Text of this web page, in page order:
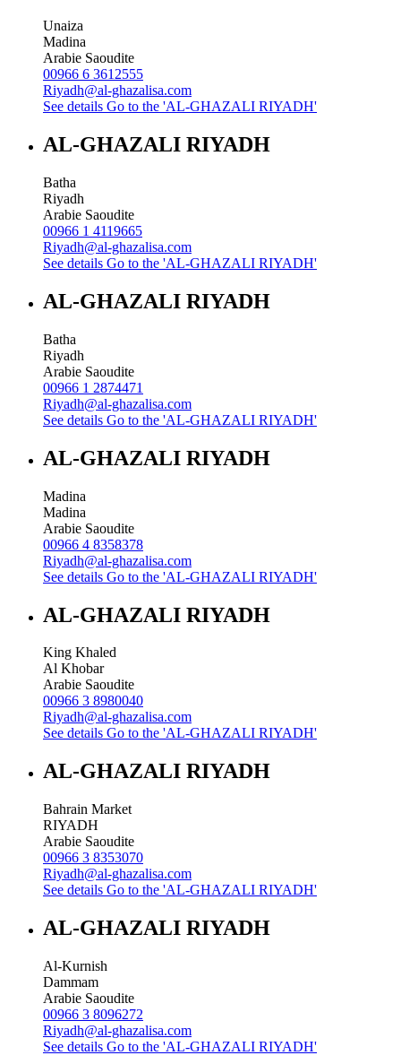
Unaiza
Madina
Arabie Saoudite
00966 6 3612555
Riyadh@al-ghazalisa.com
See details Go to the 'AL-GHAZALI RIYADH'
AL-GHAZALI RIYADH
Batha
Riyadh
Arabie Saoudite
00966 1 4119665
Riyadh@al-ghazalisa.com
See details Go to the 'AL-GHAZALI RIYADH'
AL-GHAZALI RIYADH
Batha
Riyadh
Arabie Saoudite
00966 1 2874471
Riyadh@al-ghazalisa.com
See details Go to the 'AL-GHAZALI RIYADH'
AL-GHAZALI RIYADH
Madina
Madina
Arabie Saoudite
00966 4 8358378
Riyadh@al-ghazalisa.com
See details Go to the 'AL-GHAZALI RIYADH'
AL-GHAZALI RIYADH
King Khaled
Al Khobar
Arabie Saoudite
00966 3 8980040
Riyadh@al-ghazalisa.com
See details Go to the 'AL-GHAZALI RIYADH'
AL-GHAZALI RIYADH
Bahrain Market
RIYADH
Arabie Saoudite
00966 3 8353070
Riyadh@al-ghazalisa.com
See details Go to the 'AL-GHAZALI RIYADH'
AL-GHAZALI RIYADH
Al-Kurnish
Dammam
Arabie Saoudite
00966 3 8096272
Riyadh@al-ghazalisa.com
See details Go to the 'AL-GHAZALI RIYADH'